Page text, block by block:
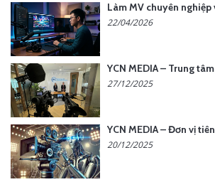
22/04/2026
27/12/2025
20/12/2025